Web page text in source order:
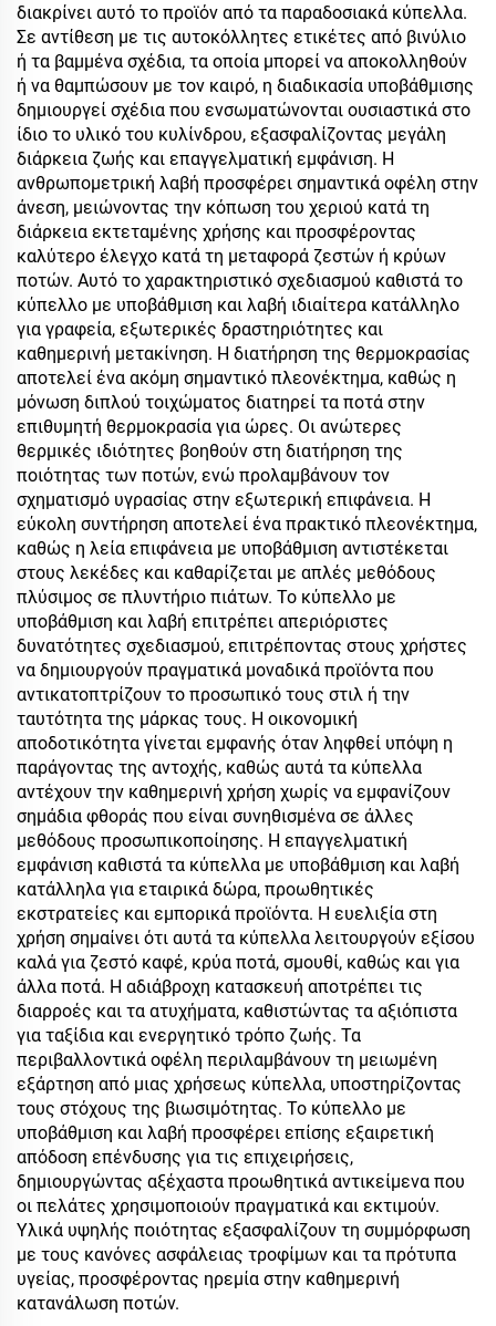
διακρίνει αυτό το προϊόν από τα παραδοσιακά κύπελλα.
Σε αντίθεση με τις αυτοκόλλητες ετικέτες από βινύλιο
ή τα βαμμένα σχέδια, τα οποία μπορεί να αποκολληθούν
ή να θαμπώσουν με τον καιρό, η διαδικασία υποβάθμισης
δημιουργεί σχέδια που ενσωματώνονται ουσιαστικά στο
ίδιο το υλικό του κυλίνδρου, εξασφαλίζοντας μεγάλη
διάρκεια ζωής και επαγγελματική εμφάνιση. Η
ανθρωπομετρική λαβή προσφέρει σημαντικά οφέλη στην
άνεση, μειώνοντας την κόπωση του χεριού κατά τη
διάρκεια εκτεταμένης χρήσης και προσφέροντας
καλύτερο έλεγχο κατά τη μεταφορά ζεστών ή κρύων
ποτών. Αυτό το χαρακτηριστικό σχεδιασμού καθιστά το
κύπελλο με υποβάθμιση και λαβή ιδιαίτερα κατάλληλο
για γραφεία, εξωτερικές δραστηριότητες και
καθημερινή μετακίνηση. Η διατήρηση της θερμοκρασίας
αποτελεί ένα ακόμη σημαντικό πλεονέκτημα, καθώς η
μόνωση διπλού τοιχώματος διατηρεί τα ποτά στην
επιθυμητή θερμοκρασία για ώρες. Οι ανώτερες
θερμικές ιδιότητες βοηθούν στη διατήρηση της
ποιότητας των ποτών, ενώ προλαμβάνουν τον
σχηματισμό υγρασίας στην εξωτερική επιφάνεια. Η
εύκολη συντήρηση αποτελεί ένα πρακτικό πλεονέκτημα,
καθώς η λεία επιφάνεια με υποβάθμιση αντιστέκεται
στους λεκέδες και καθαρίζεται με απλές μεθόδους
πλύσιμος σε πλυντήριο πιάτων. Το κύπελλο με
υποβάθμιση και λαβή επιτρέπει απεριόριστες
δυνατότητες σχεδιασμού, επιτρέποντας στους χρήστες
να δημιουργούν πραγματικά μοναδικά προϊόντα που
αντικατοπτρίζουν το προσωπικό τους στιλ ή την
ταυτότητα της μάρκας τους. Η οικονομική
αποδοτικότητα γίνεται εμφανής όταν ληφθεί υπόψη η
παράγοντας της αντοχής, καθώς αυτά τα κύπελλα
αντέχουν την καθημερινή χρήση χωρίς να εμφανίζουν
σημάδια φθοράς που είναι συνηθισμένα σε άλλες
μεθόδους προσωπικοποίησης. Η επαγγελματική
εμφάνιση καθιστά τα κύπελλα με υποβάθμιση και λαβή
κατάλληλα για εταιρικά δώρα, προωθητικές
εκστρατείες και εμπορικά προϊόντα. Η ευελιξία στη
χρήση σημαίνει ότι αυτά τα κύπελλα λειτουργούν εξίσου
καλά για ζεστό καφέ, κρύα ποτά, σμουθί, καθώς και για
άλλα ποτά. Η αδιάβροχη κατασκευή αποτρέπει τις
διαρροές και τα ατυχήματα, καθιστώντας τα αξιόπιστα
για ταξίδια και ενεργητικό τρόπο ζωής. Τα
περιβαλλοντικά οφέλη περιλαμβάνουν τη μειωμένη
εξάρτηση από μιας χρήσεως κύπελλα, υποστηρίζοντας
τους στόχους της βιωσιμότητας. Το κύπελλο με
υποβάθμιση και λαβή προσφέρει επίσης εξαιρετική
απόδοση επένδυσης για τις επιχειρήσεις,
δημιουργώντας αξέχαστα προωθητικά αντικείμενα που
οι πελάτες χρησιμοποιούν πραγματικά και εκτιμούν.
Υλικά υψηλής ποιότητας εξασφαλίζουν τη συμμόρφωση
με τους κανόνες ασφάλειας τροφίμων και τα πρότυπα
υγείας, προσφέροντας ηρεμία στην καθημερινή
κατανάλωση ποτών.